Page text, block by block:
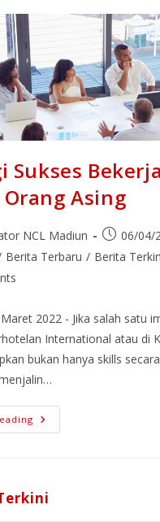
Sukses
Asing
NCL Madiun
06/04/
Berita Terbaru / Berita
2022 - Jika salah satu
International atau di
bukan hanya skills